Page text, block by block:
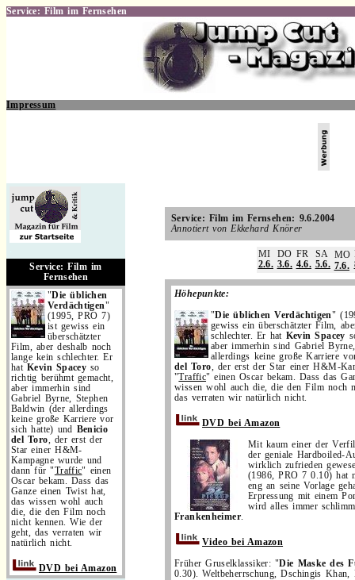
Service: Film im Fernsehen
Impressum
Service: Film im
Fernsehen
"Die üblichen
Verdächtigen"
(1995, PRO 7)
ist gewiss ein
überschätzter
Film, aber deshalb noch
lange kein schlechter. Er
hatKevin Spacey so
richtig berühmt gemacht,
aber immerhin sind
Gabriel Byrne, Stephen
Baldwin (der allerdings
keine große Karriere vor
sich hatte) und Benicio
del Toro, der erst der
Star einer H&M-
Kampagne wurde und
dann für "Traffic" einen
Oscar bekam. Dass das
Ganze einen Twist hat,
das wissen wohl auch
die, die den Film noch
nicht kennen. Wie der
geht, das verraten wir
natürlich nicht.
DVD bei Amazon
Service: Film im Fernsehen: 9.6.2004
Annotiert von Ekkehard Knörer
MI
2.6.
DO
3.6.
FR
4.6.
SA
5.6.
MO
7.6.
Höhepunkte:
"Die üblichen Verdächtigen"
gewiss ein überschätzter Film,
schlechter. Er hat Kevin Spacey
aber immerhin sind Gabriel
allerdings keine große Karriere
del Toro, der erst der Star einer H&M-
"Traffic" einen Oscar bekam. Dass das
wissen wohl auch die, die den Film noch
das verraten wir natürlich nicht.
DVD bei Amazon
Mit kaum einer der
der geniale Hardboiled-
wirklich zufrieden
(1986, PRO 7 0.10) hat
eng an seine Vorlage
Erpressung mit einem
wird alles immer
Frankenheimer.
Video bei Amazon
Früher Gruselklassiker: "Die Maske des
0.30). Weltbeherrschung, Dschingis